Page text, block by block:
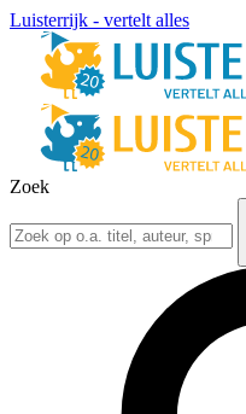
Luisterrijk - vertelt alles
Zoek